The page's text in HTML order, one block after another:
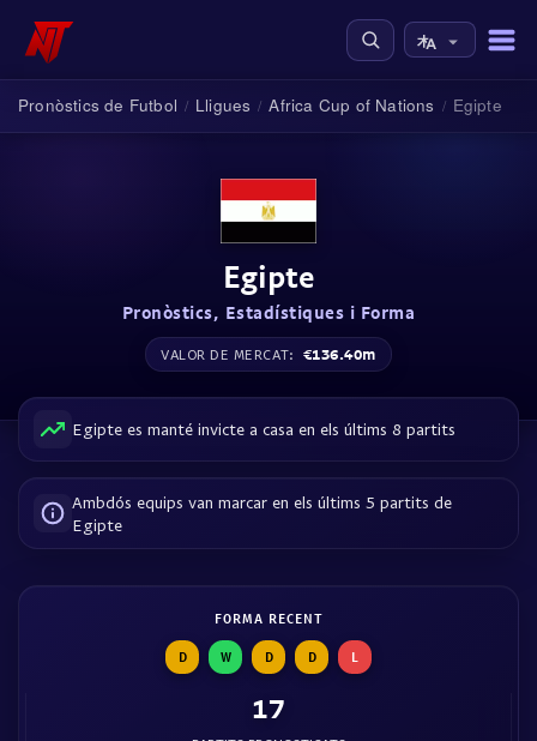
Pronòstics de Futbol / Lligues / Africa Cup of Nations / Egipte
Egipte
Pronòstics, Estadístiques i Forma
VALOR DE MERCAT: €136.40m
Egipte es manté invicte a casa en els últims 8 partits
Ambdós equips van marcar en els últims 5 partits de
Egipte
FORMA RECENT
D W D D L
17